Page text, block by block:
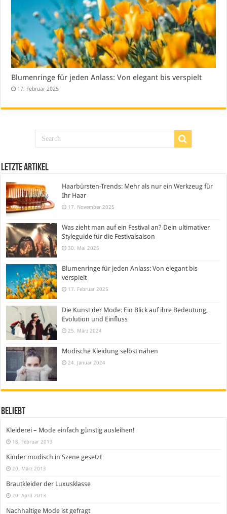
Blumenringe für jeden Anlass: Von elegant bis verspielt
17. Februar 2025
Letzte Artikel
Haarbürsten-Trends: Mehr als nur ein Werkzeug für
Ihr Haar
17. November 2025
Was zieht man auf ein Festival an? Dein ultimativer
Styleguide für die Festivalsaison
30. Mai 2025
Blumenringe für jeden Anlass: Von elegant bis
verspielt
17. Februar 2025
Die Kunst der Mode: Ein Blick auf ihre Bedeutung,
Evolution und Einfluss
25. März 2024
Modische Kleidung selbst nähen
24. Januar 2024
Beliebt
Kleiderei – Mode einfach günstig ausleihen!
18. Februar 2013
Kinder modisch in Szene gesetzt
20. März 2013
Brautkleider der Luxusklasse
20. April 2013
Nachhaltige Mode ist gefragt